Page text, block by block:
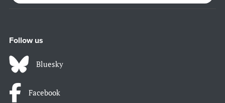
Follow us
Bluesky
Facebook